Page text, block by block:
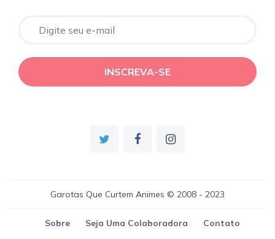
Garotas Que Curtem Animes © 2008 - 2023
Sobre Seja Uma Colaboradora Contato